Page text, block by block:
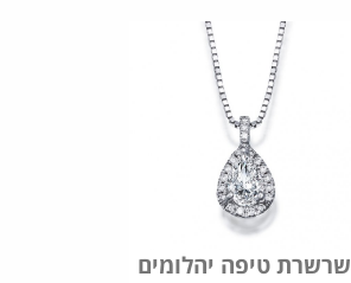
שרשרת טיפה יהלומים